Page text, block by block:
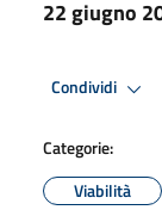
22 giugno
Condividi
Categorie:
Viabilità